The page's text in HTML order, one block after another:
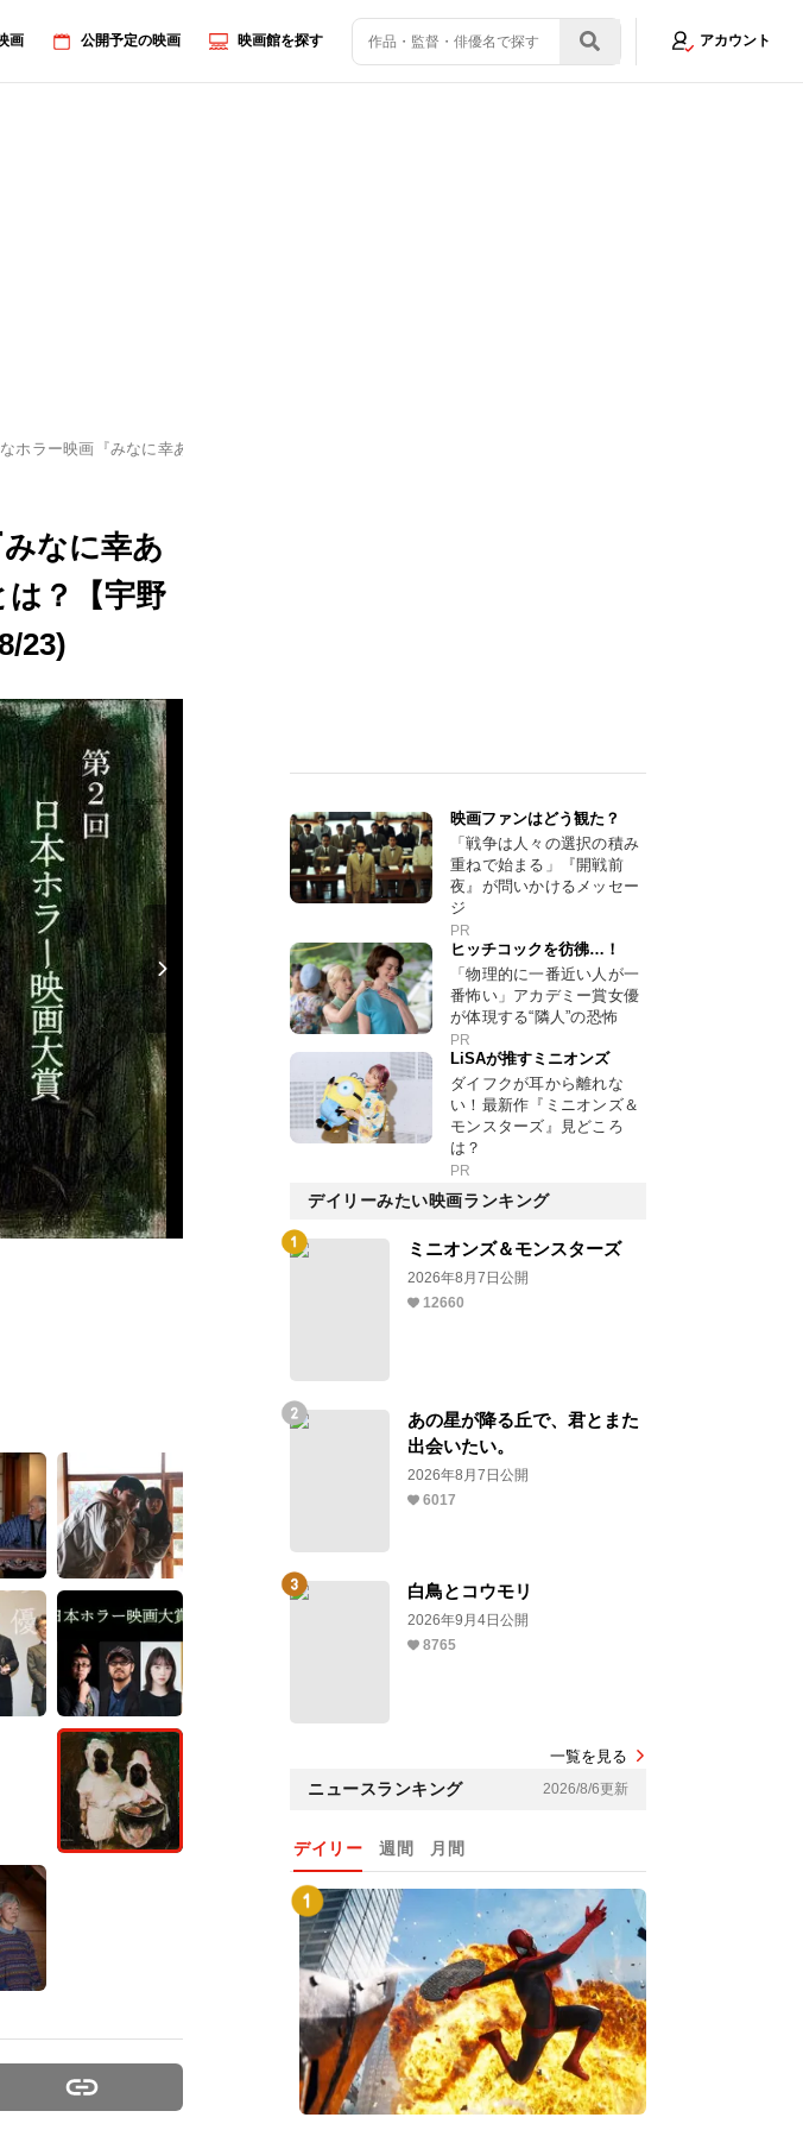
画 公開予定の映画 映画館を探す アカウント
ホラー映画『みなに幸あれ』。その“バッドエンド”が意味するものとは？【宇野維正の「映画のことは監督に訊
なに幸あ
？【宇野
23)
映画ファンはどう観た？
「戦争は人々の選択の積み
重ねで始まる」『開戦前
夜』が問いかけるメッセー
ジ
PR
ヒッチコックを彷彿…！
「物理的に一番近い人が一
番怖い」アカデミー賞女優
が体現する“隣人”の恐怖
PR
LiSAが推すミニオンズ
ダイフクが耳から離れな
い！最新作『ミニオンズ＆
モンスターズ』見どころ
は？
PR
デイリーみたい映画ランキング
ミニオンズ＆モンスターズ
2026年8月7日公開
12660
あの星が降る丘で、君とまた
出会いたい。
2026年8月7日公開
6017
白鳥とコウモリ
2026年9月4日公開
8765
一覧を見る
ニュースランキング 2026/8/6更新
デイリー 週間 月間